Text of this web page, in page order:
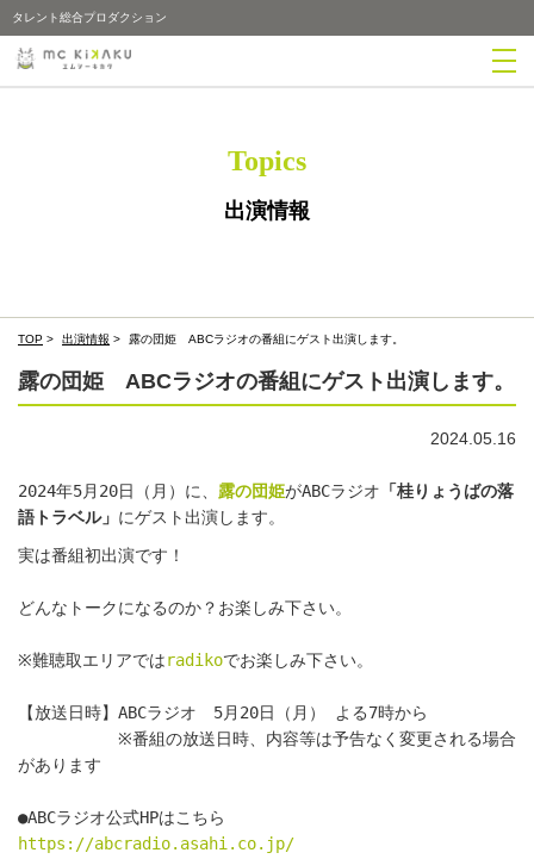
タレント総合プロダクション
Topics
出演情報
TOP > 出演情報 > 露の団姫 ABCラジオの番組にゲスト出演します。
露の団姫 ABCラジオの番組にゲスト出演します。
2024.05.16
2024年5月20日（月）に、 露の団姫がABCラジオ 「桂りょうばの落
語トラベル」 にゲスト出演します。
実は番組初出演です！
どんなトークになるのか？お楽しみ下さい。
※難聴取エリアではradikoでお楽しみ下さい。
【放送日時】ABCラジオ　5月20日（月） よる7時から
※番組の放送日時、内容等は予告なく変更される場合
があります
●ABCラジオ公式HPはこちら
https://abcradio.asahi.co.jp/